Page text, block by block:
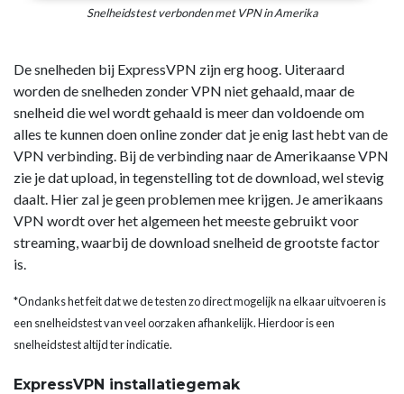
Snelheidstest verbonden met VPN in Amerika
De snelheden bij ExpressVPN zijn erg hoog. Uiteraard
worden de snelheden zonder VPN niet gehaald, maar de
snelheid die wel wordt gehaald is meer dan voldoende om
alles te kunnen doen online zonder dat je enig last hebt van de
VPN verbinding. Bij de verbinding naar de Amerikaanse VPN
zie je dat upload, in tegenstelling tot de download, wel stevig
daalt. Hier zal je geen problemen mee krijgen. Je amerikaans
VPN wordt over het algemeen het meeste gebruikt voor
streaming, waarbij de download snelheid de grootste factor
is.
*Ondanks het feit dat we de testen zo direct mogelijk na elkaar uitvoeren is
een snelheidstest van veel oorzaken afhankelijk. Hierdoor is een
snelheidstest altijd ter indicatie.
ExpressVPN installatiegemak